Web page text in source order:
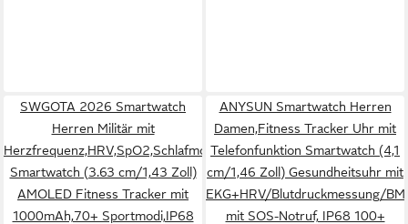
SWGOTA 2026 Smartwatch
Herren Militär mit
Herzfrequenz,HRV,SpO2,Schlafmonitor
Smartwatch (3.63 cm/1,43 Zoll)
AMOLED Fitness Tracker mit
1000mAh,70+ Sportmodi,IP68
ANYSUN Smartwatch Herren
Damen,Fitness Tracker Uhr mit
Telefonfunktion Smartwatch (4,1
cm/1,46 Zoll) Gesundheitsuhr mit
EKG+HRV/Blutdruckmessung/
mit SOS-Notruf, IP68 100+